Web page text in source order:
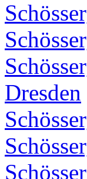
Dresden